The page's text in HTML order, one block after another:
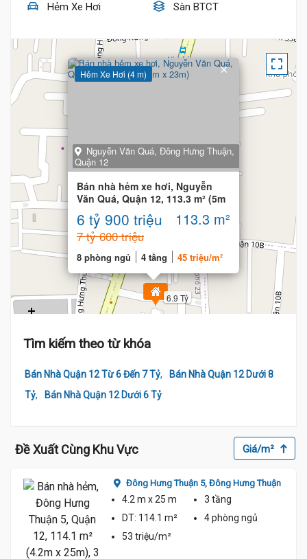
Hẻm Xe Hơi Sàn BTCT
6.9 Tỷ
Hẻm Xe Hơi (4 m)
Nguyễn Văn Quá, Đông Hưng Thuận,
Quận 12
Bán nhà hẻm xe hơi, Nguyễn
Văn Quá, Quận 12, 113.3 m² (5m
x 23m)
6 tỷ 900 triệu 113.3 m²
7 tỷ 600 triệu
8 phòng ngủ 4 tầng 45 triệu/m²
×
Tìm kiếm theo từ khóa
Bán Nhà Quận 12 Từ 6 Đến 7 Tỷ,
Bán Nhà Quận 12 Dưới 8
Tỷ, Bán Nhà Quận 12 Dưới 6 Tỷ
Đề Xuất Cùng Khu Vực Giá/m²
Đông Hưng Thuận 5, Đông Hưng Thuận
4.2 m x 25 m
3 tầng
DT: 114.1 m² 4 phòng ngủ
53 triệu/m²